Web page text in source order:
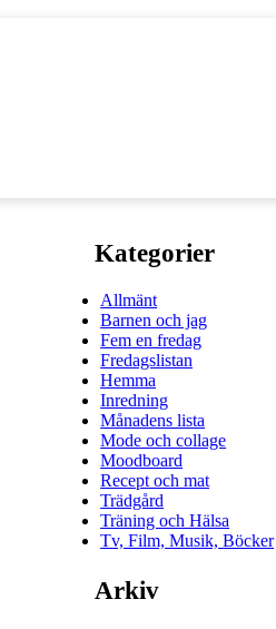
Kategorier
Allmänt
Barnen och jag
Fem en fredag
Fredagslistan
Hemma
Inredning
Månadens lista
Mode och collage
Moodboard
Recept och mat
Trädgård
Träning och Hälsa
Tv, Film, Musik, Böcker
Arkiv